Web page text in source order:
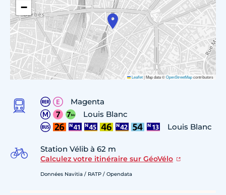
−
Leaflet|Map data ©OpenStreetMapcontributors
Magenta
Louis Blanc
Louis Blanc
Station Vélib à 62 m
Calculez votre itinéraire sur GéoVélo
Données Navitia / RATP / Opendata